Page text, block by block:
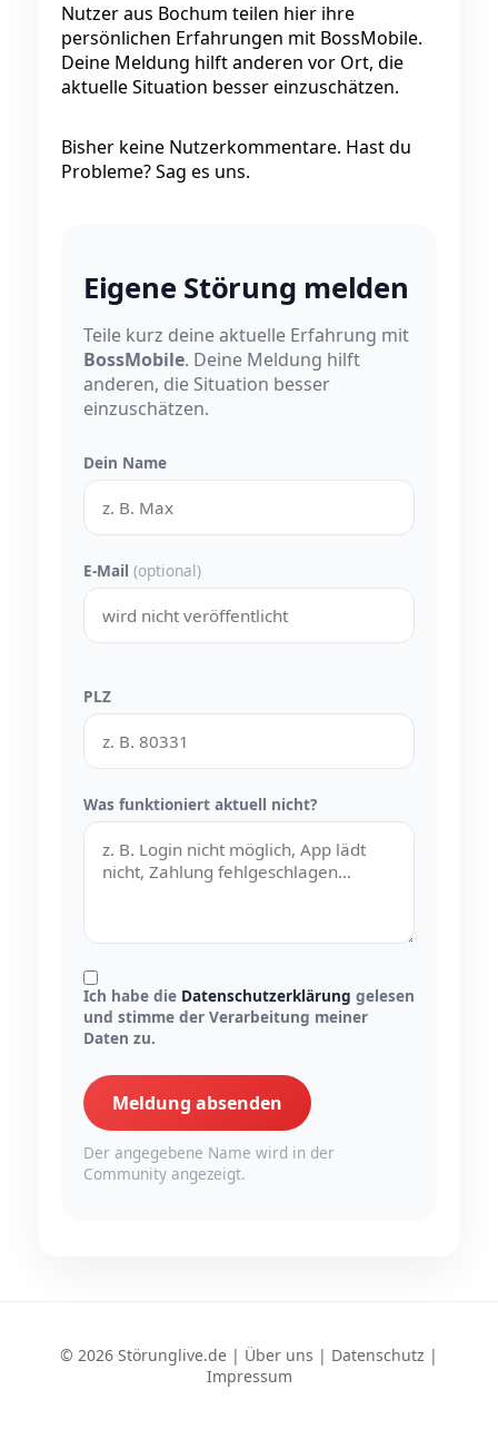
Nutzer aus Bochum teilen hier ihre
persönlichen Erfahrungen mit BossMobile.
Deine Meldung hilft anderen vor Ort, die
aktuelle Situation besser einzuschätzen.
Bisher keine Nutzerkommentare. Hast du
Probleme? Sag es uns.
Eigene Störung melden
Teile kurz deine aktuelle Erfahrung mit
BossMobile. Deine Meldung hilft
anderen, die Situation besser
einzuschätzen.
Dein Name
E-Mail (optional)
PLZ
Was funktioniert aktuell nicht?
Ich habe die Datenschutzerklärung gelesen
und stimme der Verarbeitung meiner
Daten zu.
Meldung absenden
Der angegebene Name wird in der
Community angezeigt.
© 2026 Störunglive.de | Über uns | Datenschutz |
Impressum